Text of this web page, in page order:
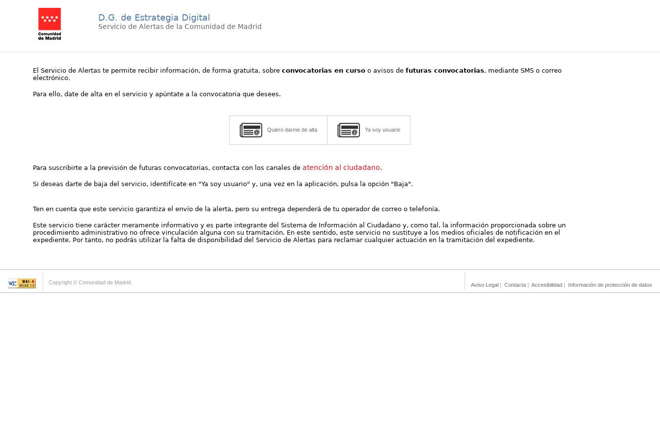
D.G. de Estrategia Digital
Servicio de Alertas de la Comunidad de Madrid
El Servicio de Alertas te permite recibir información, de forma gratuita, sobreconvocatorias en curso o avisos defuturas convocatorias, mediante SMS o correo
electrónico.
Para ello, date de alta en el servicio y apúntate a la convocatoria que desees.
Quiero darme de alta Ya soy usuario
Para suscribirte a la previsión de futuras convocatorias, contacta con los canales deatención al ciudadano.
Si deseas darte de baja del servicio, identifícate en "Ya soy usuario" y, una vez en la aplicación, pulsa la opción "Baja".
Ten en cuenta que este servicio garantiza el envío de la alerta, pero su entrega dependerá de tu operador de correo o telefonía.
Este servicio tiene carácter meramente informativo y es parte integrante del Sistema de Información al Ciudadano y, como tal, la información proporcionada sobre un
procedimiento administrativo no ofrece vinculación alguna con su tramitación. En este sentido, este servicio no sustituye a los medios oficiales de notificación en el
expediente. Por tanto, no podrás utilizar la falta de disponibilidad del Servicio de Alertas para reclamar cualquier actuación en la tramitación del expediente.
Copyright © Comunidad de Madrid. Aviso Legal | Contacta | Accesibilidad | Información de protección de datos